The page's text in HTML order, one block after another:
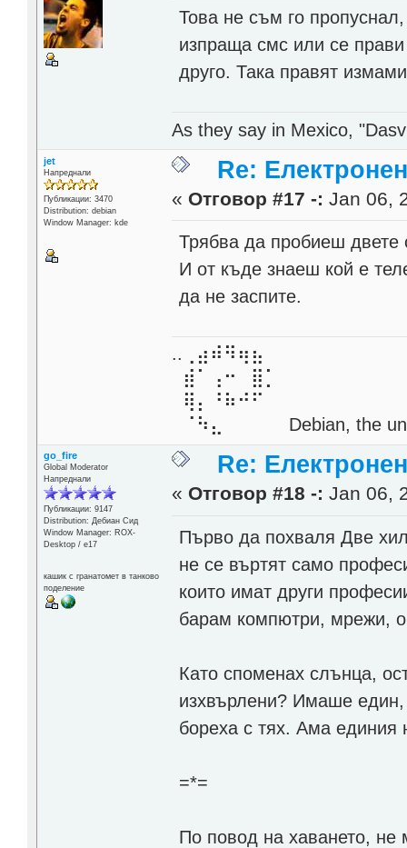
Това не съм го
изпраща смс или се
друго. Така правят
As they say in Mexico,
jet
Напреднали
Публикации: 3470
Distribution: debian
Window Manager: kde
Re:
« Отговор #17 -: Jan 06,
Трябва да пробиеш
И от къде знаеш кой е
да не заспите.
..⢀⣴⠾⠻⢶⣦⠀
⣾⠁⢠⠒⠀⣿⡁
⢿⡄⠘⠷⠚⠋
⠈⠳⣄⠀⠀⠀⠀ Debian, the
go_fire
Global Moderator
Напреднали
Публикации: 9147
Distribution: Дебиан Сид
Window Manager: ROX-
Desktop / е17
кашик с гранатомет в танково
поделение
Re:
« Отговор #18 -: Jan 06,
Първо да похваля Две
не се въртят само
които имат други
барам компютри, мрежи,
Като споменах слънца,
изхвърлени? Имаше един,
бореха с тях. Ама единия
=*=
По повод на хаването,